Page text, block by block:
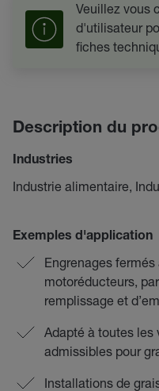
Veuillez vous
d'utilisateur
fiches
Description du
Industries
Industrie alimentaire,
Exemples d'application
Engrenages
motoréducteurs,
remplissage et
Adapté à toutes les
admissibles pour
Installations de